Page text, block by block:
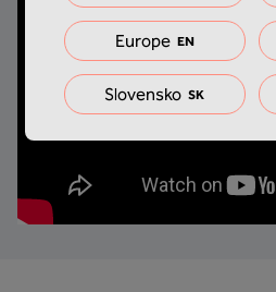
Europe EN
Slovensko SK